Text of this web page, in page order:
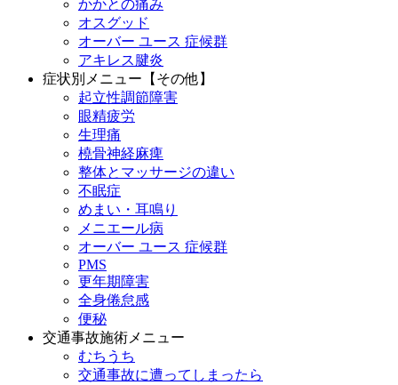
かかとの痛み
オスグッド
オーバー ユース 症候群
アキレス腱炎
症状別メニュー【その他】
起立性調節障害
眼精疲労
生理痛
橈骨神経麻痺
整体とマッサージの違い
不眠症
めまい・耳鳴り
メニエール病
オーバー ユース 症候群
PMS
更年期障害
全身倦怠感
便秘
交通事故施術メニュー
むちうち
交通事故に遭ってしまったら